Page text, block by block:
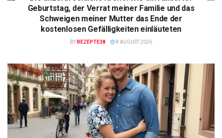
Geburtstag, der Verrat meiner Familie und das
Schweigen meiner Mutter das Ende der
kostenlosen Gefälligkeiten einläuteten
BY REZEPTE38 8 AUGUST 2026